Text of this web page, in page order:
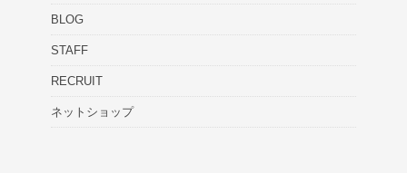
BLOG
STAFF
RECRUIT
ネットショップ